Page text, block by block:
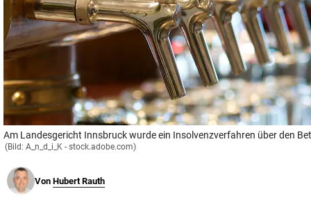
Am Landesgericht Innsbruck wurde ein Insolvenzverfahren über den
(Bild: A_n_d_i_K - stock.adobe.com)
Von Hubert Rauth